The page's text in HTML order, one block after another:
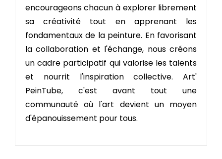
encourageons chacun à explorer librement
sa créativité tout en apprenant les
fondamentaux de la peinture. En favorisant
la collaboration et l'échange, nous créons
un cadre participatif qui valorise les talents
et nourrit l'inspiration collective. Art'
PeinTube, c'est avant tout une
communauté où l'art devient un moyen
d'épanouissement pour tous.